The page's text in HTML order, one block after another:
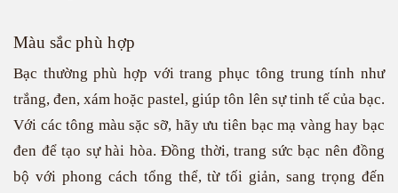
Màu sắc phù hợp
Bạc thường phù hợp với trang phục tông trung tính như
trắng, đen, xám hoặc pastel, giúp tôn lên sự tinh tế của bạc.
Với các tông màu sặc sỡ, hãy ưu tiên bạc mạ vàng hay bạc
đen để tạo sự hài hòa. Đồng thời, trang sức bạc nên đồng
bộ với phong cách tổng thể, từ tối giản, sang trọng đến